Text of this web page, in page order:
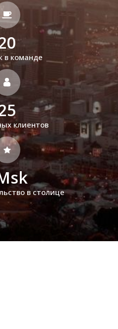
в команде
клиентов
в столице